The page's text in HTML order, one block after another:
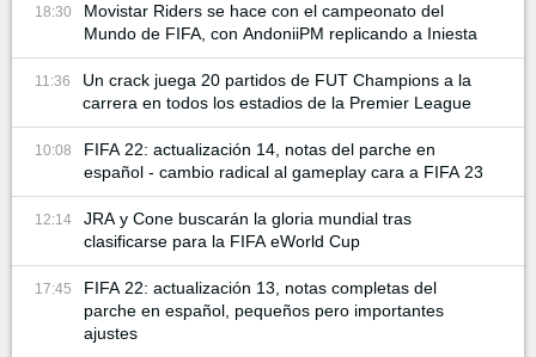
18:30
Movistar Riders se hace con el campeonato del
Mundo de FIFA, con AndoniiPM replicando a Iniesta
11:36
Un crack juega 20 partidos de FUT Champions a la
carrera en todos los estadios de la Premier League
10:08
FIFA 22: actualización 14, notas del parche en
español - cambio radical al gameplay cara a FIFA 23
12:14
JRA y Cone buscarán la gloria mundial tras
clasificarse para la FIFA eWorld Cup
17:45
FIFA 22: actualización 13, notas completas del
parche en español, pequeños pero importantes
ajustes